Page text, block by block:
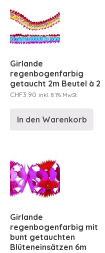
Girlande
regenbogenfarbig
getaucht 2m Beutel à 2
CHF3.90 inkl. 8.1% MwSt.
In den Warenkorb
Girlande
regenbogenfarbig mit
bunt getauchten
Blüteneinsätzen 6m